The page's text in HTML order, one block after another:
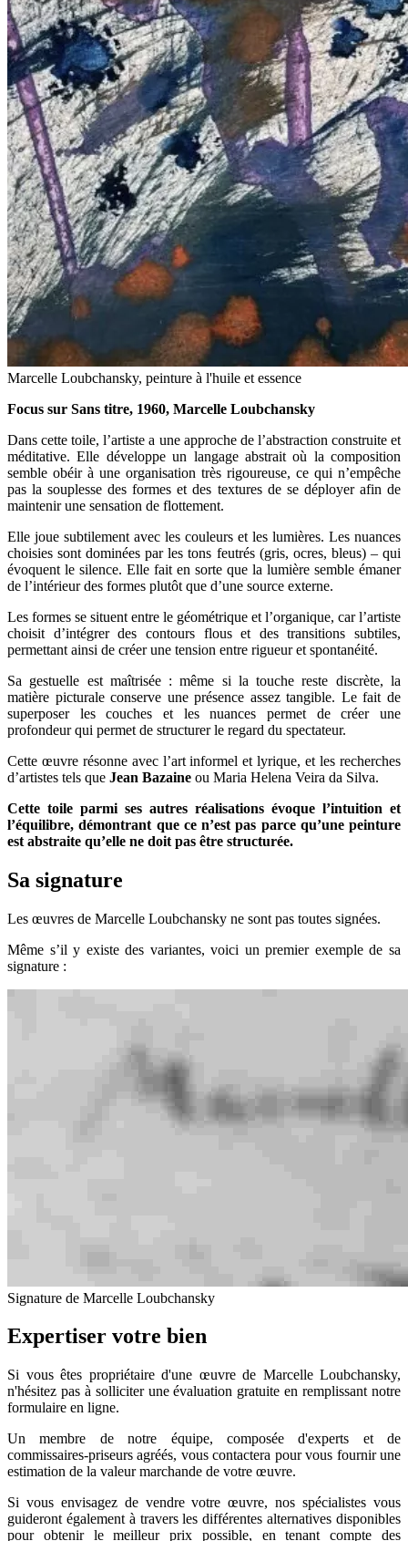
Marcelle Loubchansky, peinture à l'huile et essence
Focus sur Sans titre, 1960, Marcelle Loubchansky
Dans cette toile, l’artiste a une approche de l’abstraction construite et
méditative. Elle développe un langage abstrait où la composition
semble obéir à une organisation très rigoureuse, ce qui n’empêche
pas la souplesse des formes et des textures de se déployer afin de
maintenir une sensation de flottement.
Elle joue subtilement avec les couleurs et les lumières. Les nuances
choisies sont dominées par les tons feutrés (gris, ocres, bleus) – qui
évoquent le silence. Elle fait en sorte que la lumière semble émaner
de l’intérieur des formes plutôt que d’une source externe.
Les formes se situent entre le géométrique et l’organique, car l’artiste
choisit d’intégrer des contours flous et des transitions subtiles,
permettant ainsi de créer une tension entre rigueur et spontanéité.
Sa gestuelle est maîtrisée : même si la touche reste discrète, la
matière picturale conserve une présence assez tangible. Le fait de
superposer les couches et les nuances permet de créer une
profondeur qui permet de structurer le regard du spectateur.
Cette œuvre résonne avec l’art informel et lyrique, et les recherches
d’artistes tels que Jean Bazaine ou Maria Helena Veira da Silva.
Cette toile parmi ses autres réalisations évoque l’intuition et
l’équilibre, démontrant que ce n’est pas parce qu’une peinture
est abstraite qu’elle ne doit pas être structurée.
Sa signature
Les œuvres de Marcelle Loubchansky ne sont pas toutes signées.
Même s’il y existe des variantes, voici un premier exemple de sa
signature :
Signature de Marcelle Loubchansky
Expertiser votre bien
Si vous êtes propriétaire d'une œuvre de Marcelle Loubchansky,
n'hésitez pas à solliciter une évaluation gratuite en remplissant notre
formulaire en ligne.
Un membre de notre équipe, composée d'experts et de
commissaires-priseurs agréés, vous contactera pour vous fournir une
estimation de la valeur marchande de votre œuvre.
Si vous envisagez de vendre votre œuvre, nos spécialistes vous
guideront également à travers les différentes alternatives disponibles
pour obtenir le meilleur prix possible, en tenant compte des